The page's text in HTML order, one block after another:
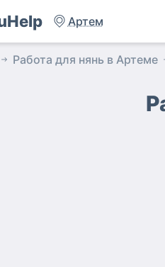
Артем
Работа для нянь в Артеме